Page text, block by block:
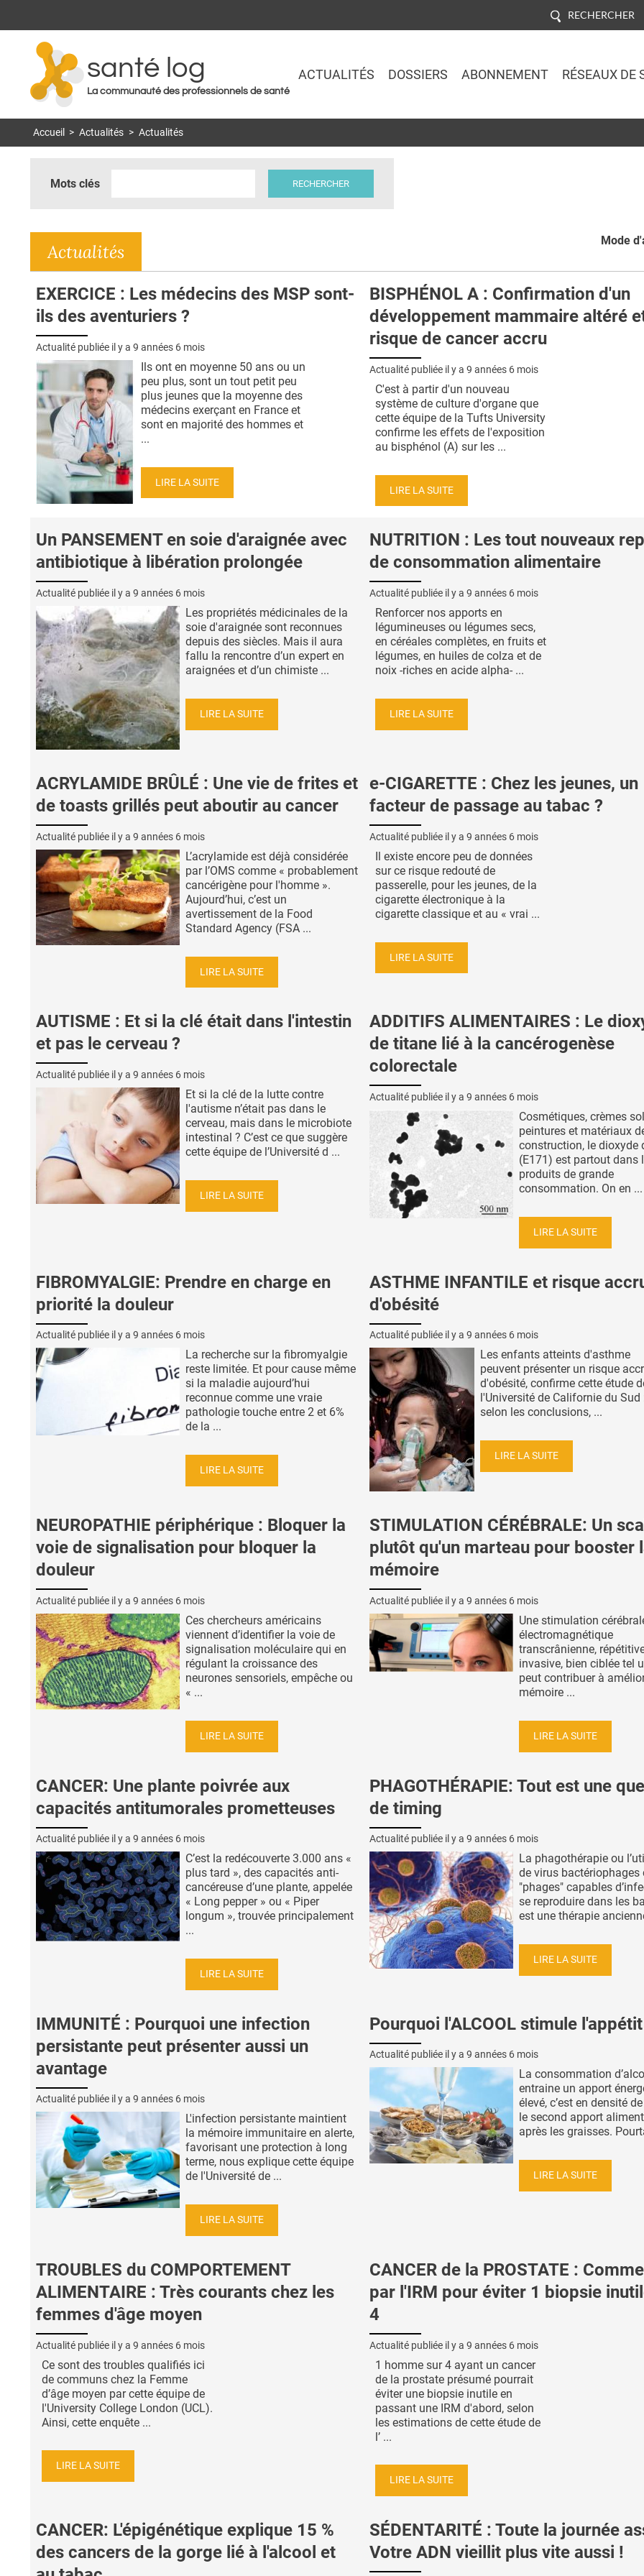
RECHERCHER
santé log
La communauté des professionnels de santé
ACTUALITÉS DOSSIERS ABONNEMENT RÉSEAUX DE
Accueil > Actualités > Actualités
Mots clés
Mode
Actualités
EXERCICE : Les médecins des MSP sont-
ils des aventuriers ?
Actualité publiée il y a 9 années 6 mois
Ils ont en moyenne 50 ans ou un
peu plus, sont un tout petit peu
plus jeunes que la moyenne des
médecins exerçant en France et
sont en majorité des hommes et
...
LIRE LA SUITE
BISPHÉNOL A : Confirmation d'un
développement mammaire altéré
risque de cancer accru
Actualité publiée il y a 9 années 6 mois
C'est à partir d'un nouveau
système de culture d'organe que
cette équipe de la Tufts University
confirme les effets de l'exposition
au bisphénol (A) sur les ...
LIRE LA SUITE
Un PANSEMENT en soie d'araignée avec
antibiotique à libération prolongée
Actualité publiée il y a 9 années 6 mois
Les propriétés médicinales de la
soie d'araignée sont reconnues
depuis des siècles. Mais il aura
fallu la rencontre d’un expert en
araignées et d’un chimiste ...
LIRE LA SUITE
NUTRITION : Les tout nouveaux
de consommation alimentaire
Actualité publiée il y a 9 années 6 mois
Renforcer nos apports en
légumineuses ou légumes secs,
en céréales complètes, en fruits et
légumes, en huiles de colza et de
noix -riches en acide alpha- ...
LIRE LA SUITE
ACRYLAMIDE BRÛLÉ : Une vie de frites et
de toasts grillés peut aboutir au cancer
Actualité publiée il y a 9 années 6 mois
L’acrylamide est déjà considérée
par l’OMS comme « probablement
cancérigène pour l'homme ».
Aujourd’hui, c’est un
avertissement de la Food
Standard Agency (FSA ...
LIRE LA SUITE
e-CIGARETTE : Chez les jeunes, un
facteur de passage au tabac ?
Actualité publiée il y a 9 années 6 mois
Il existe encore peu de données
sur ce risque redouté de
passerelle, pour les jeunes, de la
cigarette électronique à la
cigarette classique et au « vrai ...
LIRE LA SUITE
AUTISME : Et si la clé était dans l'intestin
et pas le cerveau ?
Actualité publiée il y a 9 années 6 mois
Et si la clé de la lutte contre
l'autisme n’était pas dans le
cerveau, mais dans le microbiote
intestinal ? C’est ce que suggère
cette équipe de l’Université d ...
LIRE LA SUITE
ADDITIFS ALIMENTAIRES : Le
de titane lié à la cancérogenèse
colorectale
Actualité publiée il y a 9 années 6 mois
Cosmétiques, crèmes
peintures et matériaux
construction, le dioxyde
(E171) est partout dans
produits de grande
consommation. On en ...
LIRE LA SUITE
FIBROMYALGIE: Prendre en charge en
priorité la douleur
Actualité publiée il y a 9 années 6 mois
La recherche sur la fibromyalgie
reste limitée. Et pour cause même
si la maladie aujourd’hui
reconnue comme une vraie
pathologie touche entre 2 et 6%
de la ...
LIRE LA SUITE
ASTHME INFANTILE et risque
d'obésité
Actualité publiée il y a 9 années 6 mois
Les enfants atteints d'asthme
peuvent présenter un risque
d'obésité, confirme cette étude
l'Université de Californie du Sud
selon les conclusions, ...
LIRE LA SUITE
NEUROPATHIE périphérique : Bloquer la
voie de signalisation pour bloquer la
douleur
Actualité publiée il y a 9 années 6 mois
Ces chercheurs américains
viennent d’identifier la voie de
signalisation moléculaire qui en
régulant la croissance des
neurones sensoriels, empêche ou
« ...
LIRE LA SUITE
STIMULATION CÉRÉBRALE: Un
plutôt qu'un marteau pour booster
mémoire
Actualité publiée il y a 9 années 6 mois
Une stimulation
électromagnétique
transcrânienne,
invasive, bien ciblée tel
peut contribuer à
mémoire ...
LIRE LA SUITE
CANCER: Une plante poivrée aux
capacités antitumorales prometteuses
Actualité publiée il y a 9 années 6 mois
C’est la redécouverte 3.000 ans «
plus tard », des capacités anti-
cancéreuse d’une plante, appelée
« Long pepper » ou « Piper
longum », trouvée principalement
...
LIRE LA SUITE
PHAGOTHÉRAPIE: Tout est une
de timing
Actualité publiée il y a 9 années 6 mois
La phagothérapie ou
de virus bactériophages
"phages" capables
se reproduire dans les
est une thérapie
LIRE LA SUITE
IMMUNITÉ : Pourquoi une infection
persistante peut présenter aussi un
avantage
Actualité publiée il y a 9 années 6 mois
L'infection persistante maintient
la mémoire immunitaire en alerte,
favorisant une protection à long
terme, nous explique cette équipe
de l'Université de ...
LIRE LA SUITE
Pourquoi l'ALCOOL stimule l'appétit
Actualité publiée il y a 9 années 6 mois
La consommation
entraine un apport
élevé, c’est en densité
le second apport
après les graisses.
LIRE LA SUITE
TROUBLES du COMPORTEMENT
ALIMENTAIRE : Très courants chez les
femmes d'âge moyen
Actualité publiée il y a 9 années 6 mois
Ce sont des troubles qualifiés ici
de communs chez la Femme
d’âge moyen par cette équipe de
l'University College London (UCL).
Ainsi, cette enquête ...
LIRE LA SUITE
CANCER de la PROSTATE :
par l'IRM pour éviter 1 biopsie
4
Actualité publiée il y a 9 années 6 mois
1 homme sur 4 ayant un cancer
de la prostate présumé pourrait
éviter une biopsie inutile en
passant une IRM d'abord, selon
les estimations de cette étude de
l’ ...
LIRE LA SUITE
CANCER: L'épigénétique explique 15 %
des cancers de la gorge lié à l'alcool et
SÉDENTARITÉ : Toute la journée
Votre ADN vieillit plus vite aussi !